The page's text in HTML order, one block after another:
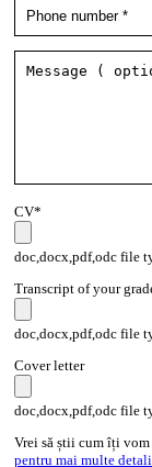
CV*
doc,docx,pdf,odc file
Transcript of your
doc,docx,pdf,odc file
Cover letter
doc,docx,pdf,odc file
Vrei să știi cum îți
pentru mai multe